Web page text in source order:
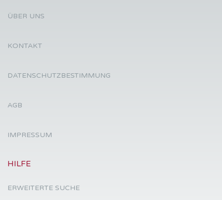
ÜBER UNS
KONTAKT
DATENSCHUTZBESTIMMUNG
AGB
IMPRESSUM
HILFE
ERWEITERTE SUCHE